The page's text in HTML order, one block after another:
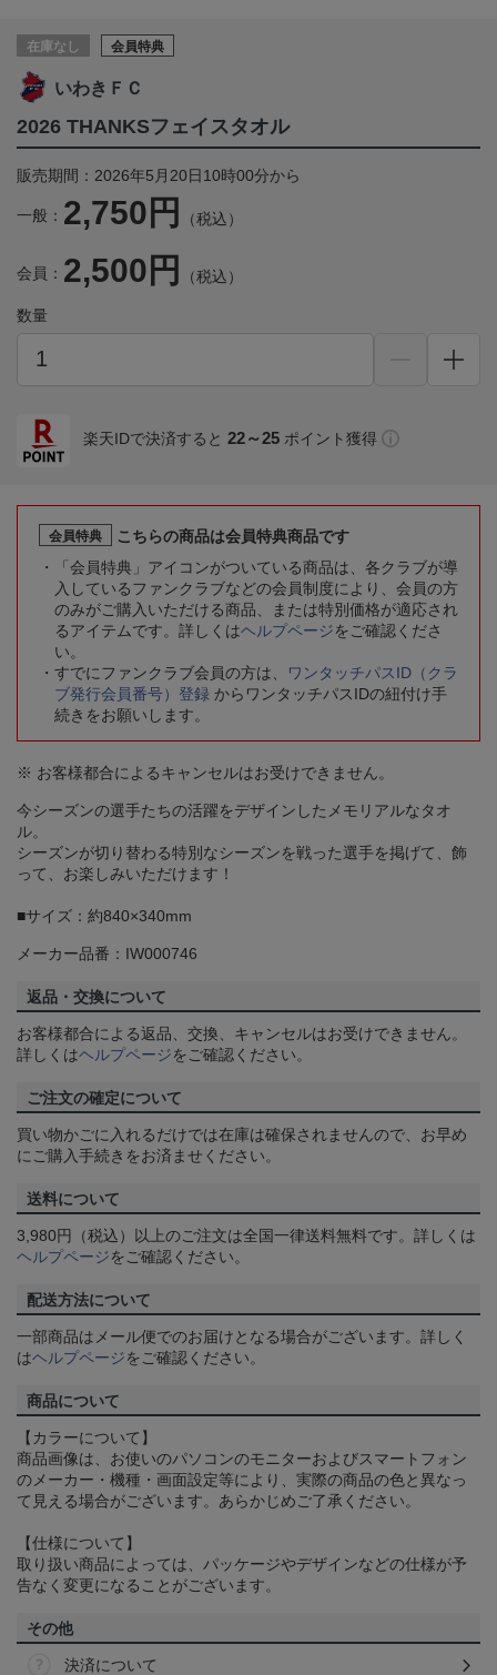
在庫なし 会員特典
いわきＦＣ
2026 THANKSフェイスタオル
販売期間：2026年5月20日10時00分から
一般： 2,750円 （税込）
会員： 2,500円 （税込）
数量
楽天IDで決済すると 22～25 ポイント獲得
会員特典
こちらの商品は会員特典商品です
「会員特典」アイコンがついている商品は、各クラブが導
入しているファンクラブなどの会員制度により、会員の方
のみがご購入いただける商品、または特別価格が適応され
るアイテムです。詳しくはヘルプページをご確認くださ
い。
すでにファンクラブ会員の方は、
ワンタッチパスID（クラ
ブ発行会員番号）登録 からワンタッチパスIDの紐付け手
続きをお願いします。
※ お客様都合によるキャンセルはお受けできません。
今シーズンの選手たちの活躍をデザインしたメモリアルなタオ
ル。
シーズンが切り替わる特別なシーズンを戦った選手を掲げて、飾
って、お楽しみいただけます！
■サイズ：約840×340mm
メーカー品番：IW000746
返品・交換について
お客様都合による返品、交換、キャンセルはお受けできません。
詳しくはヘルプページをご確認ください。
ご注文の確定について
買い物かごに入れるだけでは在庫は確保されませんので、お早め
にご購入手続きをお済ませください。
送料について
3,980円（税込）以上のご注文は全国一律送料無料です。詳しくは
ヘルプページをご確認ください。
配送方法について
一部商品はメール便でのお届けとなる場合がございます。詳しく
はヘルプページをご確認ください。
商品について
【カラーについて】
商品画像は、お使いのパソコンのモニターおよびスマートフォン
のメーカー・機種・画面設定等により、実際の商品の色と異なっ
て見える場合がございます。あらかじめご了承ください。
【仕様について】
取り扱い商品によっては、パッケージやデザインなどの仕様が予
告なく変更になることがございます。
その他
決済について